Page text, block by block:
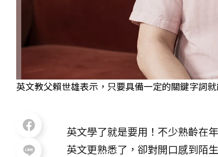
英文教父賴世雄表示，只要具備一定的關鍵字詞
英文學了就是要用！不少熟齡在
英文更熟悉了，卻對開口感到陌